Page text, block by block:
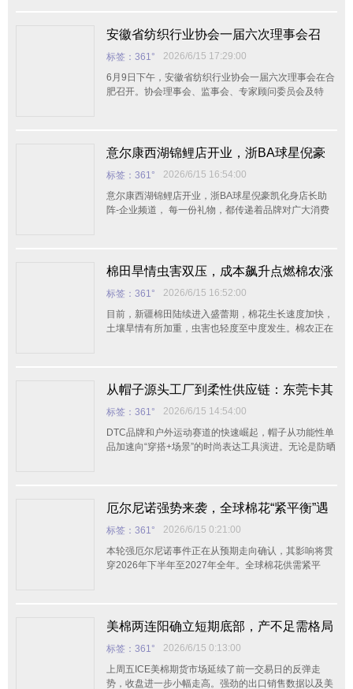
安徽省纺织行业协会一届六次理事会召
开，换届筹备工作全面启动
标签：361°
2026/6/15 17:29:00
6月9日下午，安徽省纺织行业协会一届六次理事会在合
肥召开。协会理事会、监事会、专家顾问委员会及特
意尔康西湖锦鲤店开业，浙BA球星倪豪
凯化身店长助阵-企业频道
标签：361°
2026/6/15 16:54:00
意尔康西湖锦鲤店开业，浙BA球星倪豪凯化身店长助
阵-企业频道， 每一份礼物，都传递着品牌对广大消费
棉田旱情虫害双压，成本飙升点燃棉农涨
价预期！2026/27年度籽棉收购价走势生
变
标签：361°
2026/6/15 16:52:00
目前，新疆棉田陆续进入盛蕾期，棉花生长速度加快，
土壤旱情有所加重，虫害也轻度至中度发生。棉农正在
从帽子源头工厂到柔性供应链：东莞卡其
帽业聚焦小单快反与品质交付的行业参考
标杆综合分析
标签：361°
2026/6/15 14:54:00
DTC品牌和户外运动赛道的快速崛起，帽子从功能性单
品加速向“穿搭+场景”的时尚表达工具演进。无论是防晒
已经成为品牌和商家打造差异化的重要抓手。但真正在
采购端，大家面临的第一个难题往往不是“做什么款”，
而是“帽子生产厂家怎么选”。 行业趋势已经非常清
晰：传统“高起订
厄尔尼诺强势来袭，全球棉花“紧平衡”遇
新考
标签：361°
2026/6/15 0:21:00
本轮强厄尔尼诺事件正在从预期走向确认，其影响将贯
穿2026年下半年至2027年全年。全球棉花供需紧平
美棉两连阳确立短期底部，产不足需格局
下反弹能否突破77.50关键阻力？
标签：361°
2026/6/15 0:13:00
上周五ICE美棉期货市场延续了前一交易日的反弹走
势，收盘进一步小幅走高。强劲的出口销售数据以及美